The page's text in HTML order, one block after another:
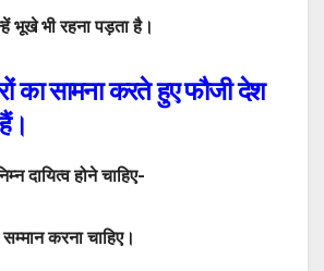
भूखे भी रहना पड़ता है।
का सामना करते हुए फौजी देश
दायित्व होने चाहिए-
करना चाहिए।